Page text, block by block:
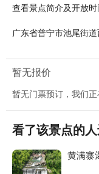
查看景点简介及开放时
广东省普宁市池尾街
暂无报价
暂无门票预订，我们
看了该景点的
黄满寨